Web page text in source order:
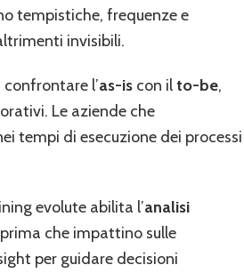
tempistiche, frequenze e
invisibili.
l’as-is con ilto-be,
Le aziende che
tempi di esecuzione dei processi
evolute abilita l’analisi
che impattino sulle
per guidare decisioni